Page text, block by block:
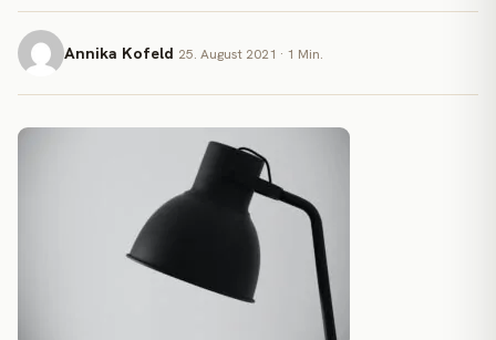
Annika Kofeld 25. August 2021 · 1 Min.